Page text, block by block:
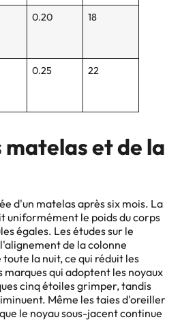
0.20 18
0.25 22
et de la
d'un matelas après six mois. La
uniformément le poids du corps
égales. Les études sur le
de la colonne
la nuit, ce qui réduit les
qui adoptent les noyaux
cinq étoiles grimper, tandis
Même les taies d'oreiller
le noyau sous-jacent continue